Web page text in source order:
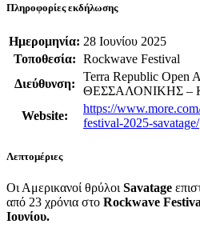
Πληροφορίες εκδήλωσης
Ημερομηνία: 28 Ιουνίου 2025
Τοποθεσία: Rockwave Festival
Διεύθυνση:
Terra Republic Open
ΘΕΣΣΑΛΟΝΙΚΗΣ –
Website:
https://
festival-2025-savatage/
Λεπτομέριες
Οι Αμερικανοί θρύλοι Savatage
από 23 χρόνια στο Rockwave
Ιουνίου.